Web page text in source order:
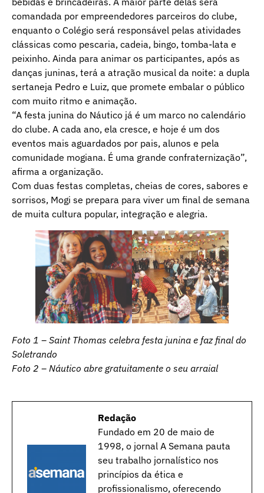
comandada por empreendedores parceiros do clube,
enquanto o Colégio será responsável pelas atividades
clássicas como pescaria, cadeia, bingo, tomba-lata e
peixinho. Ainda para animar os participantes, após as
danças juninas, terá a atração musical da noite: a dupla
sertaneja Pedro e Luiz, que promete embalar o público
com muito ritmo e animação.
“A festa junina do Náutico já é um marco no calendário
do clube. A cada ano, ela cresce, e hoje é um dos
eventos mais aguardados por pais, alunos e pela
comunidade mogiana. É uma grande confraternização”,
afirma a organização.
Com duas festas completas, cheias de cores, sabores e
sorrisos, Mogi se prepara para viver um final de semana
de muita cultura popular, integração e alegria.
Foto 1 – Saint Thomas celebra festa junina e faz final do
Soletrando
Foto 2 – Náutico abre gratuitamente o seu arraial
Redação
Fundado em 20 de maio de
1998, o jornal A Semana pauta
seu trabalho jornalístico nos
princípios da ética e
profissionalismo, oferecendo